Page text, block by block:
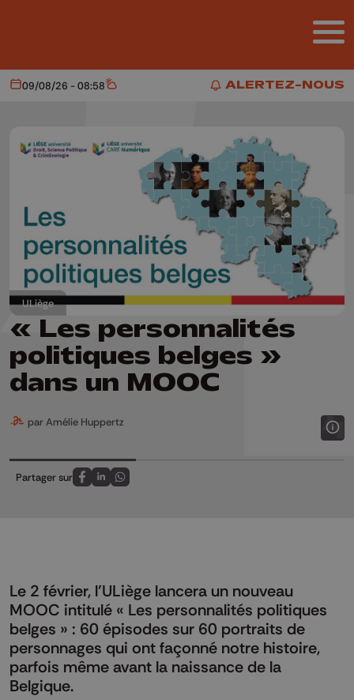
ALERTEZ-NOUS
ALERTEZ-NOUS
Aujourd'hui
09/08/26 - 08:58 Météo
« Les personnalités
politiques belges »
dans un MOOC
par Amélie Huppertz
Partager sur
Partagez sur FaceBook
Partagez sur LinkedIn
Partagez sur Whatsapp
ULiège
Le 2 février, l’ULiège lancera un nouveau
MOOC intitulé « Les personnalités politiques
belges » : 60 épisodes sur 60 portraits de
personnages qui ont façonné notre histoire,
parfois même avant la naissance de la
Belgique.